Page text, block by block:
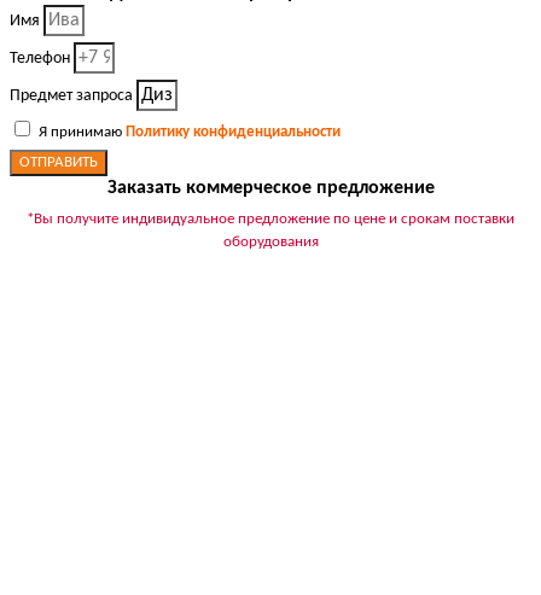
Имя
Телефон
Предмет запроса
Я принимаю Политику конфиденциальности
ОТПРАВИТЬ
Заказать коммерческое предложение
*Вы получите индивидуальное предложение по цене и срокам поставки
оборудования